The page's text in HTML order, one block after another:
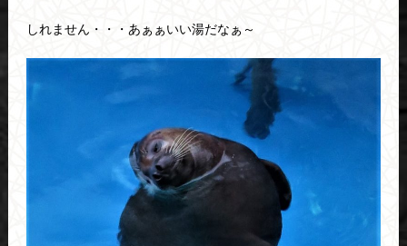
しれません・・・あぁぁいい湯だなぁ～